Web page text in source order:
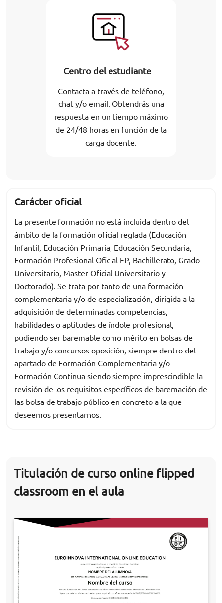
Centro del estudiante
Contacta a través de teléfono,
chat y/o email. Obtendrás una
respuesta en un tiempo máximo
de 24/48 horas en función de la
carga docente.
Carácter oficial
La presente formación no está incluida dentro del
ámbito de la formación oficial reglada (Educación
Infantil, Educación Primaria, Educación Secundaria,
Formación Profesional Oficial FP, Bachillerato, Grado
Universitario, Master Oficial Universitario y
Doctorado). Se trata por tanto de una formación
complementaria y/o de especialización, dirigida a la
adquisición de determinadas competencias,
habilidades o aptitudes de índole profesional,
pudiendo ser baremable como mérito en bolsas de
trabajo y/o concursos oposición, siempre dentro del
apartado de Formación Complementaria y/o
Formación Continua siendo siempre imprescindible la
revisión de los requisitos específicos de baremación de
las bolsa de trabajo público en concreto a la que
deseemos presentarnos.
Titulación de curso online flipped
classroom en el aula